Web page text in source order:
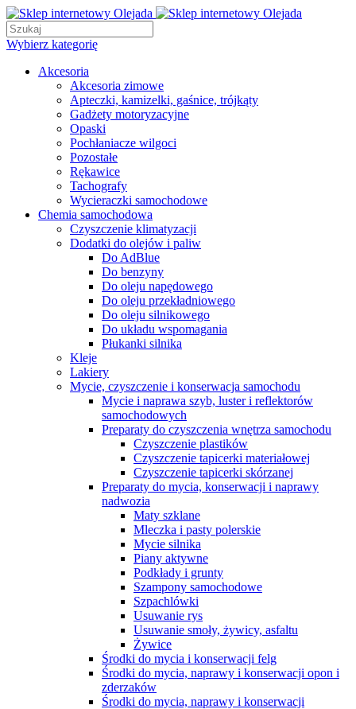
Wybierz kategorię
Akcesoria
Akcesoria zimowe
Apteczki, kamizelki, gaśnice, trójkąty
Gadżety motoryzacyjne
Opaski
Pochłaniacze wilgoci
Pozostałe
Rękawice
Tachografy
Wycieraczki samochodowe
Chemia samochodowa
Czyszczenie klimatyzacji
Dodatki do olejów i paliw
Do AdBlue
Do benzyny
Do oleju napędowego
Do oleju przekładniowego
Do oleju silnikowego
Do układu wspomagania
Płukanki silnika
Kleje
Lakiery
Mycie, czyszczenie i konserwacja samochodu
Mycie i naprawa szyb, luster i reflektorów
samochodowych
Preparaty do czyszczenia wnętrza samochodu
Czyszczenie plastików
Czyszczenie tapicerki materiałowej
Czyszczenie tapicerki skórzanej
Preparaty do mycia, konserwacji i naprawy
nadwozia
Maty szklane
Mleczka i pasty polerskie
Mycie silnika
Piany aktywne
Podkłady i grunty
Szampony samochodowe
Szpachlówki
Usuwanie rys
Usuwanie smoły, żywicy, asfaltu
Żywice
Środki do mycia i konserwacji felg
Środki do mycia, naprawy i konserwacji opon i
zderzaków
Środki do mycia, naprawy i konserwacji